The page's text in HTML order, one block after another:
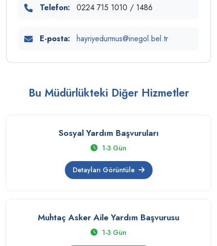
Telefon: 0224 715 1010 / 1486
E-posta: hayriyedurmus@inegol.bel.tr
Bu Müdürlükteki Diğer Hizmetler
Sosyal Yardım Başvuruları
1-3 Gün
Detayları Görüntüle
Muhtaç Asker Aile Yardım Başvurusu
1-3 Gün